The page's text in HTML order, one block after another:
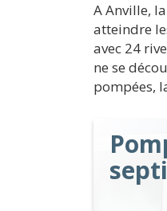
A Anville,
atteindre
avec 24
ne se
pompées,